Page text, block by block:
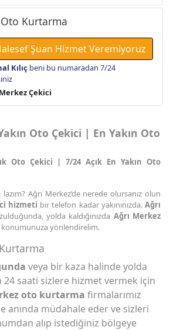
Oto Kurtarma
Şuan Hizmet Veremiyoruz
Kılıç beni bu numaradan 7/24
Çekici
Oto Çekici | En Yakın Oto
Oto Çekici | 7/24 Açık En Yakın Oto
lazım? Ağrı Merkez’de nerede olursanız olun
hizmeti bir telefon kadar yakınınızda.Ağrı
yolda kaldığınızda Ağrı Merkez
konumunuza yönlendirelim.
veya bir kaza halinde yolda
24 saati sizlere hizmet vermek için
oto kurtarma firmalarımız
anında müdahale eder ve sizleri
alıp istediğiniz bölgeye